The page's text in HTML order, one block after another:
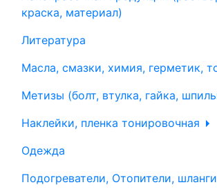
краска, материал)
Литература
Масла, смазки, химия, герметик,
Метизы (болт, втулка, гайка,
Наклейки, пленка тонировочная
Одежда
Подогреватели, Отопители,